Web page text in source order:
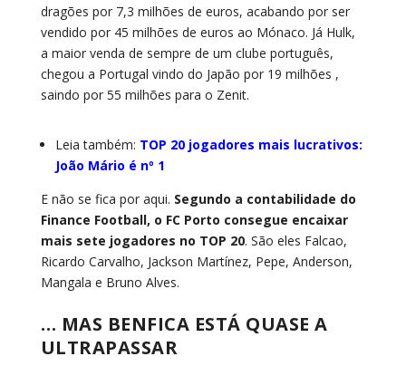
dragões por 7,3 milhões de euros, acabando por ser
vendido por 45 milhões de euros ao Mónaco. Já Hulk,
a maior venda de sempre de um clube português,
chegou a Portugal vindo do Japão por 19 milhões ,
saindo por 55 milhões para o Zenit.
Leia também: TOP 20 jogadores mais lucrativos:
João Mário é nº 1
E não se fica por aqui. Segundo a contabilidade do
Finance Football, o FC Porto consegue encaixar
mais sete jogadores no TOP 20. São eles Falcao,
Ricardo Carvalho, Jackson Martínez, Pepe, Anderson,
Mangala e Bruno Alves.
… MAS BENFICA ESTÁ QUASE A
ULTRAPASSAR